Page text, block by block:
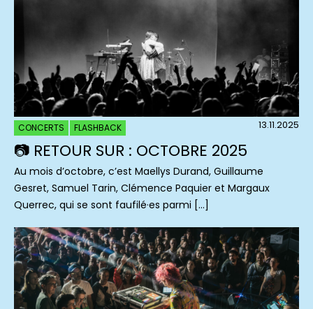
CONCERTS FLASHBACK 13.11.2025
📷 RETOUR SUR : OCTOBRE 2025
Au mois d’octobre, c’est Maellys Durand, Guillaume
Gesret, Samuel Tarin, Clémence Paquier et Margaux
Querrec, qui se sont faufilé·es parmi […]